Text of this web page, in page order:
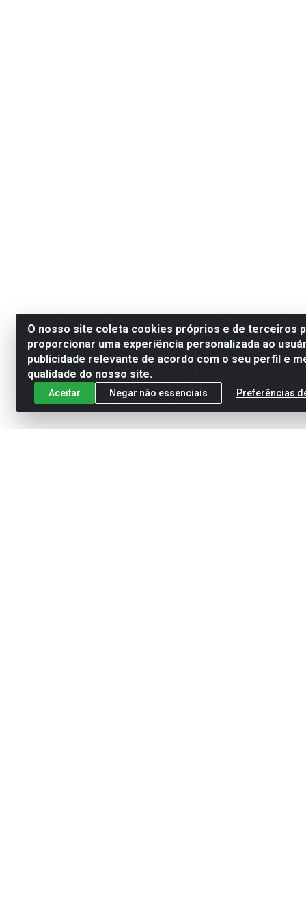
O nosso site coleta cookies próprios e de terceiros
proporcionar uma experiência personalizada ao
publicidade relevante de acordo com o seu perfil e
qualidade do nosso site.
Aceitar Negar não essenciais Preferências